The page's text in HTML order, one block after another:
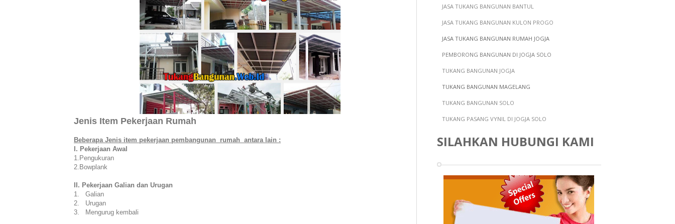
Jenis Item Pekerjaan Rumah
Beberapa Jenis item pekerjaan pembangunan rumah antara lain :
I. Pekerjaan Awal
1.Pengukuran
2.Bowplank
II. Pekerjaan Galian dan Urugan
1. Galian
2. Urugan
3. Mengurug kembali
JASA TUKANG BANGUNAN BANTUL
JASA TUKANG BANGUNAN KULON PROGO
JASA TUKANG BANGUNAN RUMAH JOGJA
PEMBORONG BANGUNAN DI JOGJA SOLO
TUKANG BANGUNAN JOGJA
TUKANG BANGUNAN MAGELANG
TUKANG BANGUNAN SOLO
TUKANG PASANG VYNIL DI JOGJA SOLO
SILAHKAN HUBUNGI KAMI